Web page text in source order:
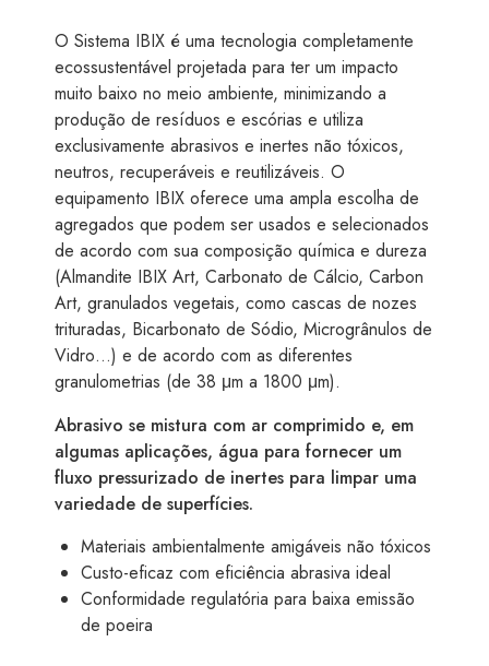
O Sistema IBIX é uma tecnologia completamente
ecossustentável projetada para ter um impacto
muito baixo no meio ambiente, minimizando a
produção de resíduos e escórias e utiliza
exclusivamente abrasivos e inertes não tóxicos,
neutros, recuperáveis e reutilizáveis. O
equipamento IBIX oferece uma ampla escolha de
agregados que podem ser usados e selecionados
de acordo com sua composição química e dureza
(Almandite IBIX Art, Carbonato de Cálcio, Carbon
Art, granulados vegetais, como cascas de nozes
trituradas, Bicarbonato de Sódio, Microgrânulos de
Vidro…) e de acordo com as diferentes
granulometrias (de 38 μm a 1800 μm).
Abrasivo se mistura com ar comprimido e, em
algumas aplicações, água para fornecer um
fluxo pressurizado de inertes para limpar uma
variedade de superfícies.
Materiais ambientalmente amigáveis não tóxicos
Custo-eficaz com eficiência abrasiva ideal
Conformidade regulatória para baixa emissão
de poeira